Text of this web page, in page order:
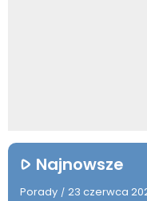
Najnowsze
Porady / 23 czerwca